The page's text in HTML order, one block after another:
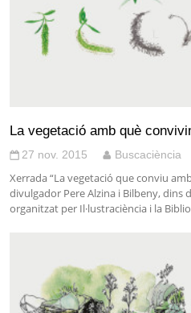
La vegetació amb què
27 nov. 2015 Buscaciència
Xerrada “La vegetació que conviu
divulgador Pere Alzina i Bilbeny, dins
organitzat per Il·lustraciència i la